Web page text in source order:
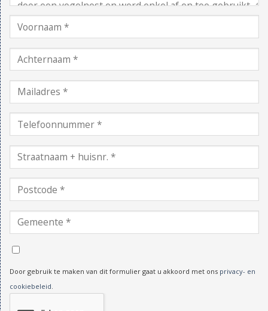
Door gebruik te maken van dit formulier gaat u akkoord met ons privacy- en
cookiebeleid.